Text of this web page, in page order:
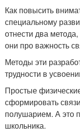
Как повысить
специальному
отнести два
они про важность
Методы эти
трудности в
Простые
сформировать
полушарием. А это
школьника.